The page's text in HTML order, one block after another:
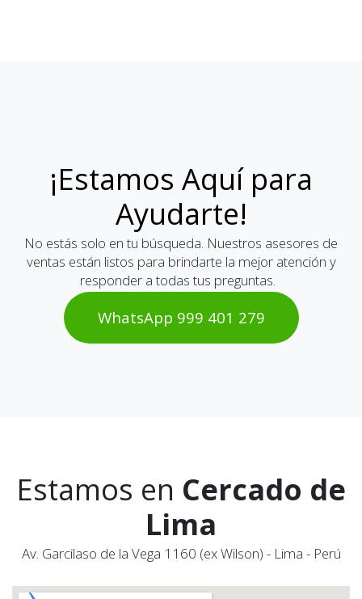
¡Estamos Aquí para
Ayudarte!
No estás solo en tu búsqueda. Nuestros asesores de
ventas están listos para brindarte la mejor atención y
responder a todas tus preguntas.
WhatsAp​​​​p 999 401 2​​79
Estamos en Cercado de
Lima
Av. Garcilaso de la Vega 1160 (ex Wilson) - Lima - Perú